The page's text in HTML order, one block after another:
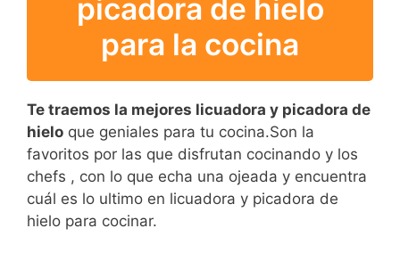
picadora de hielo
para la cocina
Te traemos la mejores licuadora y picadora de
hielo que geniales para tu cocina.Son la
favoritos por las que disfrutan cocinando y los
chefs , con lo que echa una ojeada y encuentra
cuál es lo ultimo en licuadora y picadora de
hielo para cocinar.